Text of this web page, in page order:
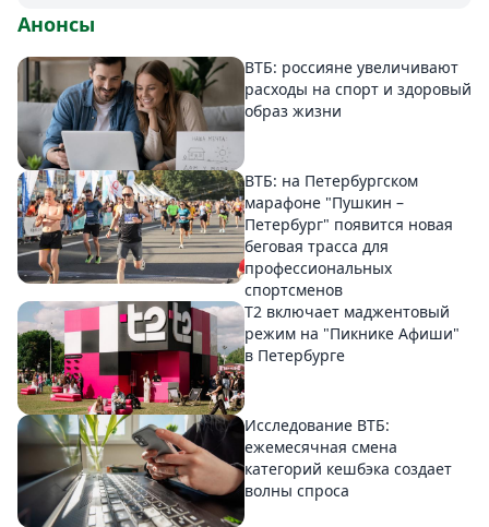
Анонсы
ВТБ: россияне увеличивают
расходы на спорт и здоровый
образ жизни
ВТБ: на Петербургском
марафоне "Пушкин –
Петербург" появится новая
беговая трасса для
профессиональных
спортсменов
Т2 включает маджентовый
режим на "Пикнике Афиши"
в Петербурге
Исследование ВТБ:
ежемесячная смена
категорий кешбэка создает
волны спроса